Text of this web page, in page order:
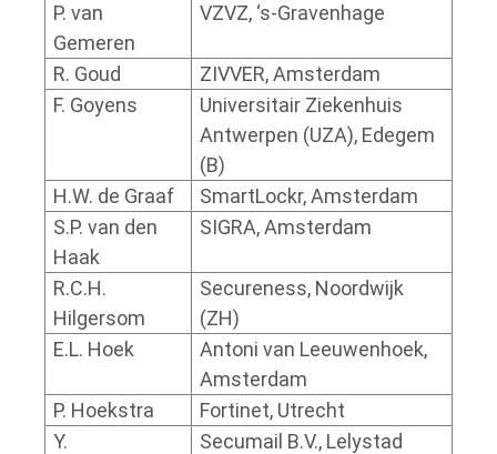
P. van
Gemeren
VZVZ, ‘s-Gravenhage
R. Goud
ZIVVER, Amsterdam
F. Goyens
Universitair Ziekenhuis
Antwerpen (UZA), Edegem
(B)
H.W. de Graaf
SmartLockr, Amsterdam
S.P. van den
Haak
SIGRA, Amsterdam
R.C.H.
Hilgersom
Secureness, Noordwijk
(ZH)
E.L. Hoek
Antoni van Leeuwenhoek,
Amsterdam
P. Hoekstra
Fortinet, Utrecht
Y.
Secumail B.V., Lelystad